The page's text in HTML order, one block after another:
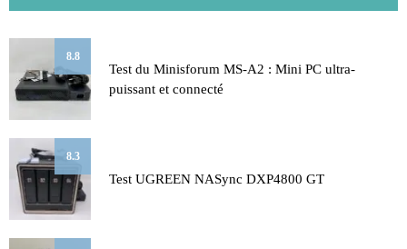
8.8
Test du Minisforum MS-A2 : Mini PC ultra-
puissant et connecté
8.3
Test UGREEN NASync DXP4800 GT